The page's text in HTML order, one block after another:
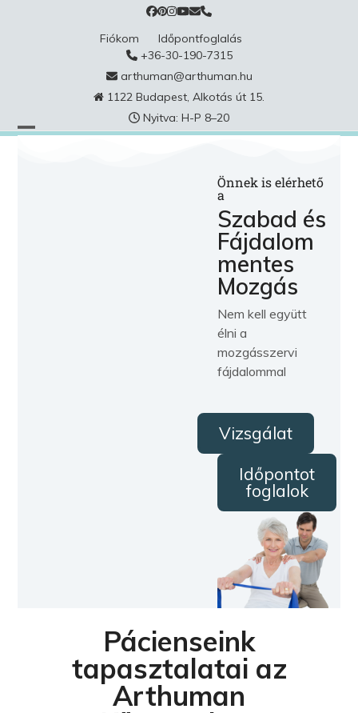
Fiókom
Időpontfoglalás
+36-30-190-7315
arthuman@arthuman.hu
1122 Budapest, Alkotás út 15.
Nyitva: H-P 8–20
Önnek is elérhető
a
Szabad és
Fájdalom
mentes
Mozgás
Nem kell együtt
élni a
mozgásszervi
fájdalommal
Vizsgálat
Időpontot
foglalok
Pácienseink
tapasztalatai az
Arthuman